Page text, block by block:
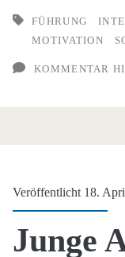
sozialen
in
FÜHRUNG
MOTIVATION
KOMMENTAR
Veröffentlicht 18.
Junge